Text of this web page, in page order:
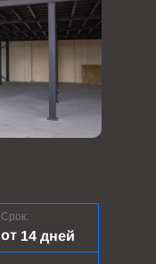
Срок:
от 14 дней